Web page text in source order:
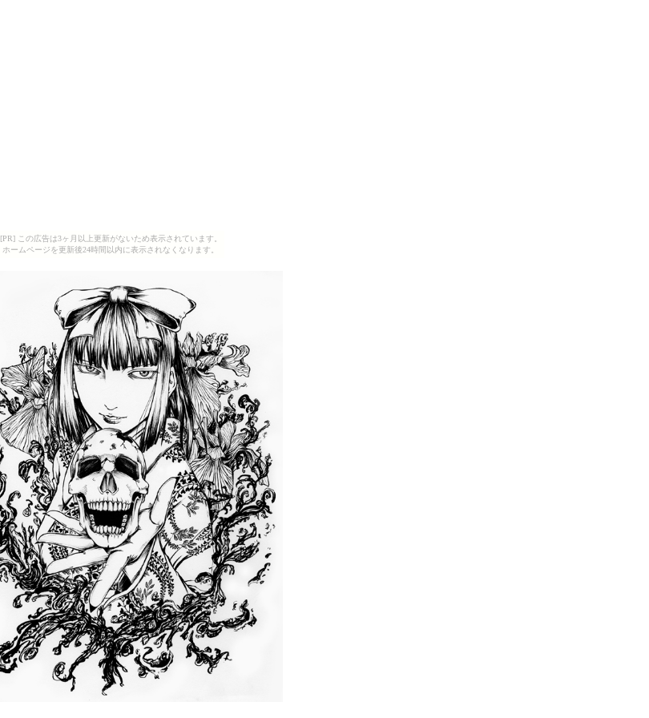
[PR] この広告は3ヶ月以上更新がないため表示されています。
ホームページを更新後24時間以内に表示されなくなります。